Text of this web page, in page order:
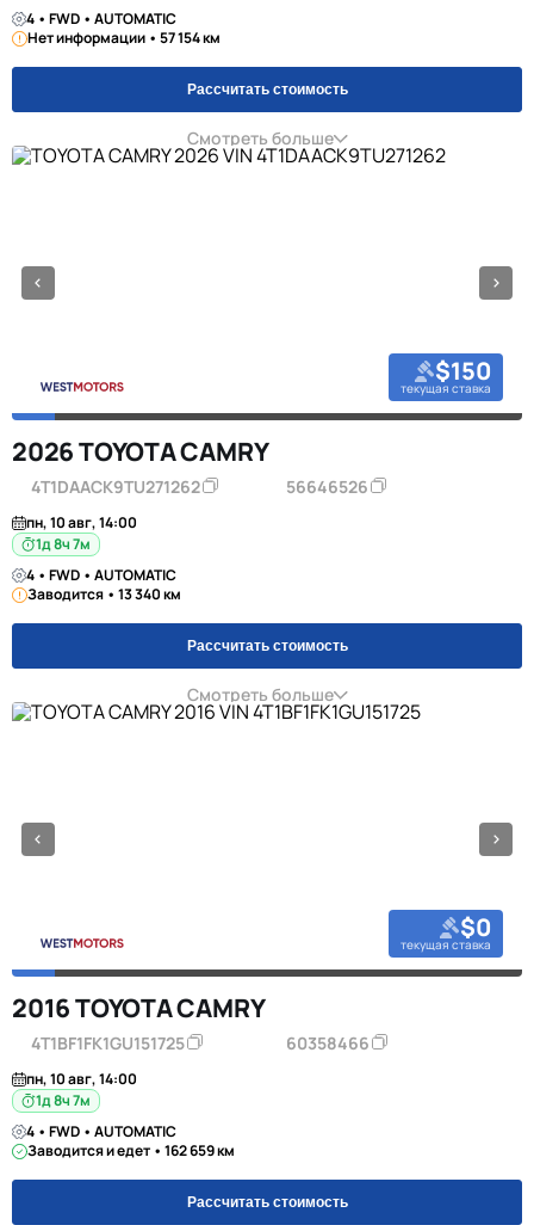
4 • FWD • AUTOMATIC
Нет информации • 57 154 км
Рассчитать стоимость
Смотреть больше
$150
текущая ставка
2026 TOYOTA CAMRY
4T1DAACK9TU271262 56646526
пн, 10 авг, 14:00
1д 8ч 7м
4 • FWD • AUTOMATIC
Заводится • 13 340 км
Рассчитать стоимость
Смотреть больше
$0
текущая ставка
2016 TOYOTA CAMRY
4T1BF1FK1GU151725 60358466
пн, 10 авг, 14:00
1д 8ч 7м
4 • FWD • AUTOMATIC
Заводится и едет • 162 659 км
Рассчитать стоимость